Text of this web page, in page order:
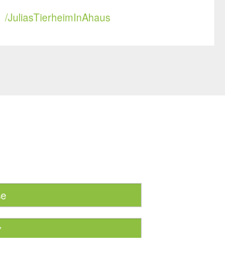
/JuliasTierheimInAhaus